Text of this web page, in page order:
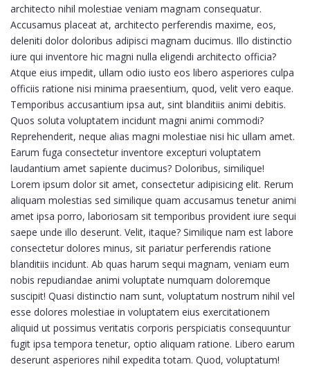
architecto nihil molestiae veniam magnam consequatur.
Accusamus placeat at, architecto perferendis maxime, eos,
deleniti dolor doloribus adipisci magnam ducimus. Illo distinctio
iure qui inventore hic magni nulla eligendi architecto officia?
Atque eius impedit, ullam odio iusto eos libero asperiores culpa
officiis ratione nisi minima praesentium, quod, velit vero eaque.
Temporibus accusantium ipsa aut, sint blanditiis animi debitis.
Quos soluta voluptatem incidunt magni animi commodi?
Reprehenderit, neque alias magni molestiae nisi hic ullam amet.
Earum fuga consectetur inventore excepturi voluptatem
laudantium amet sapiente ducimus? Doloribus, similique!
Lorem ipsum dolor sit amet, consectetur adipisicing elit. Rerum
aliquam molestias sed similique quam accusamus tenetur animi
amet ipsa porro, laboriosam sit temporibus provident iure sequi
saepe unde illo deserunt. Velit, itaque? Similique nam est labore
consectetur dolores minus, sit pariatur perferendis ratione
blanditiis incidunt. Ab quas harum sequi magnam, veniam eum
nobis repudiandae animi voluptate numquam doloremque
suscipit! Quasi distinctio nam sunt, voluptatum nostrum nihil vel
esse dolores molestiae in voluptatem eius exercitationem
aliquid ut possimus veritatis corporis perspiciatis consequuntur
fugit ipsa tempora tenetur, optio aliquam ratione. Libero earum
deserunt asperiores nihil expedita totam. Quod, voluptatum!